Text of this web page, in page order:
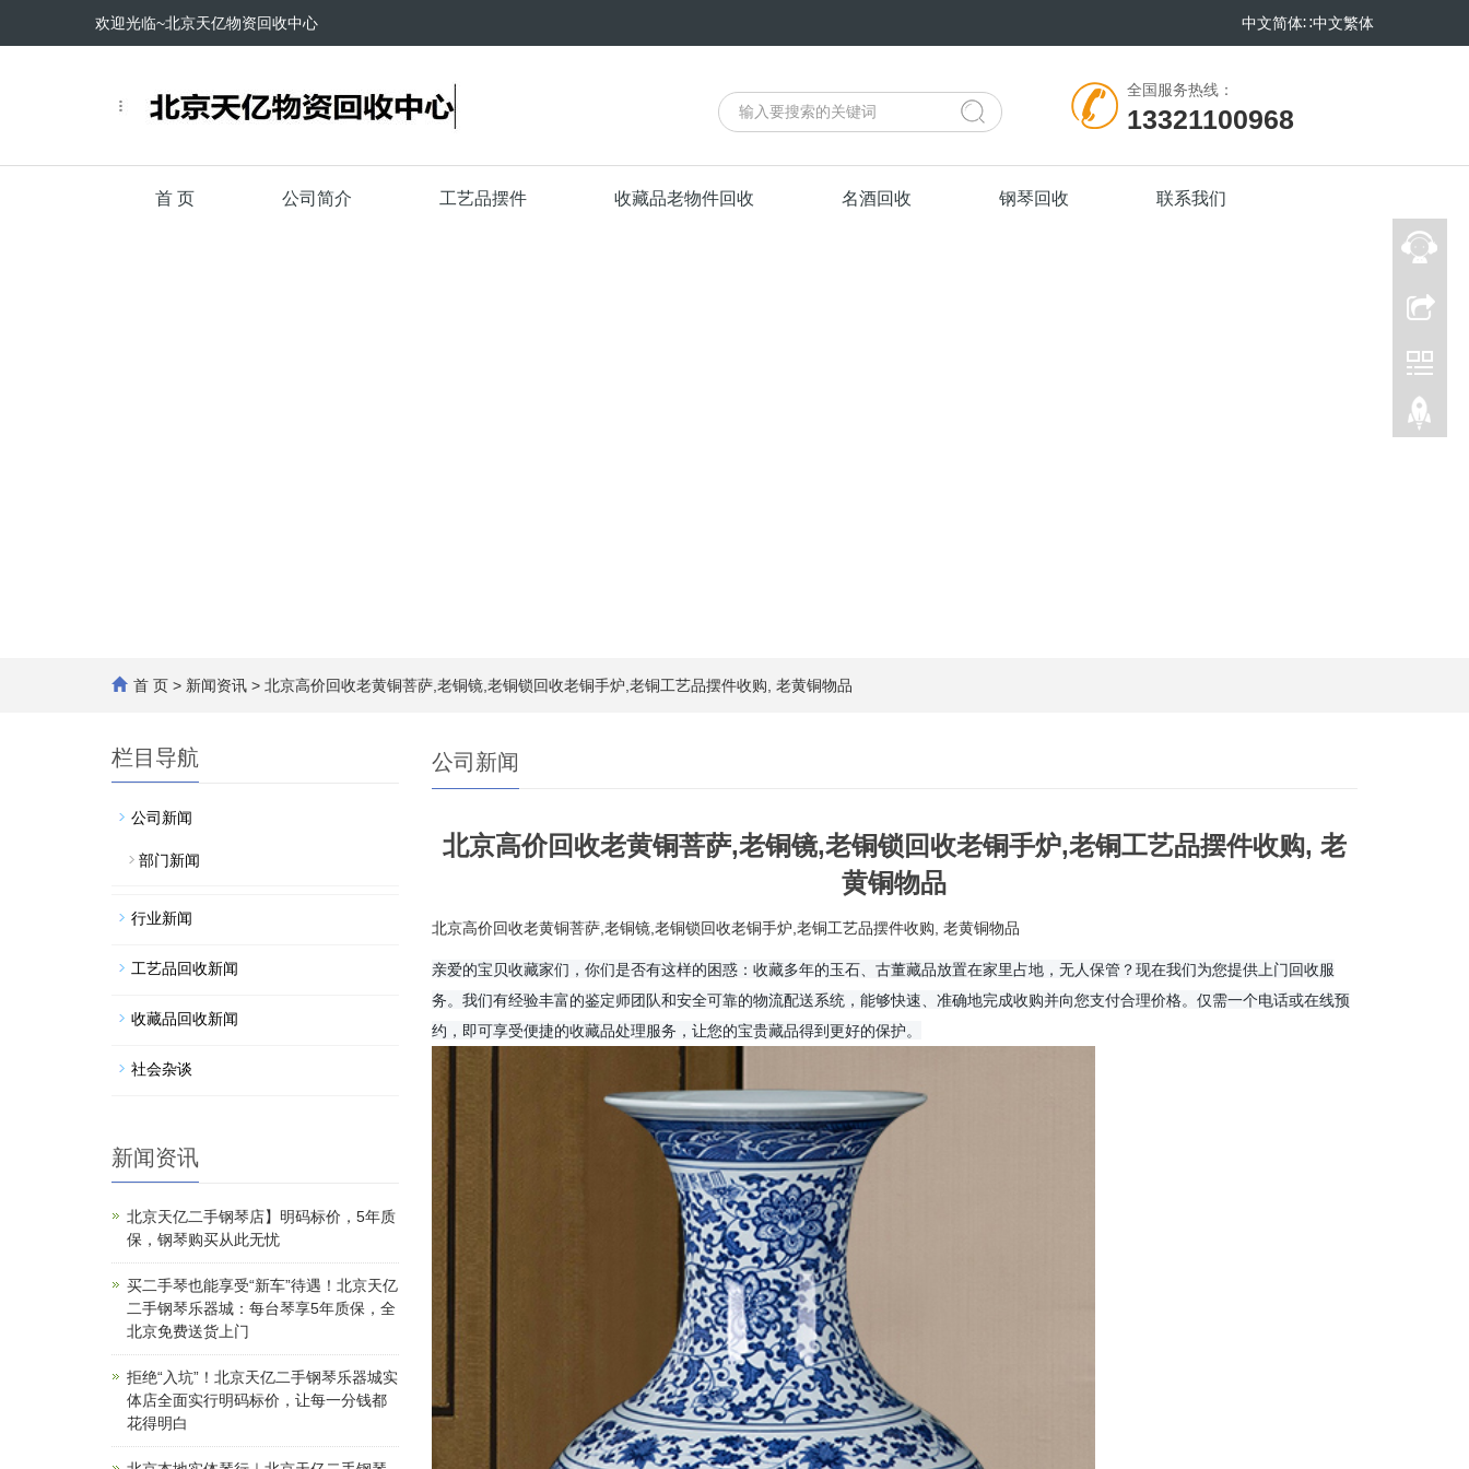
欢迎光临~北京天亿物资回收中心 中文繁体
∷
中文简体
全国服务热线：
13321100968
首 页 公司简介 工艺品摆件 收藏品老物件回收 名酒回收 钢琴回收 联系我们
首 页 > 新闻资讯 > 北京高价回收老黄铜菩萨,老铜镜,老铜锁回收老铜手炉,老铜工艺品摆件收购, 老黄铜物品
公司新闻
北京高价回收老黄铜菩萨,老铜镜,老铜锁回收老铜手炉,老铜工艺品摆件收购, 老
黄铜物品
北京高价回收老黄铜菩萨,老铜镜,老铜锁回收老铜手炉,老铜工艺品摆件收购, 老黄铜物品
亲爱的宝贝收藏家们，你们是否有这样的困惑：收藏多年的玉石、古董藏品放置在家里占地，无人保管？现在我们为您提供上门回收服
务。我们有经验丰富的鉴定师团队和安全可靠的物流配送系统，能够快速、准确地完成收购并向您支付合理价格。仅需一个电话或在线预
约，即可享受便捷的收藏品处理服务，让您的宝贵藏品得到更好的保护。
栏目导航
公司新闻
部门新闻
行业新闻
工艺品回收新闻
收藏品回收新闻
社会杂谈
新闻资讯
北京天亿二手钢琴店】明码标价，5年质
保，钢琴购买从此无忧
买二手琴也能享受“新车”待遇！北京天亿
二手钢琴乐器城：每台琴享5年质保，全
北京免费送货上门
拒绝“入坑”！北京天亿二手钢琴乐器城实
体店全面实行明码标价，让每一分钱都
花得明白